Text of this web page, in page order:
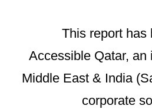
This report has
Accessible Qatar, an
Middle East & India
corporate